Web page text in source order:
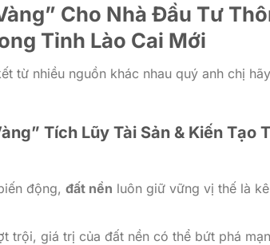
Cho Nhà Đầu Tư
Tỉnh Lào Cai Mới
từ nhiều nguồn khác nhau quý anh chị hãy
Tích Lũy Tài Sản & Kiến Tạo
động, đất nền luôn giữ vững vị thế là
trội, giá trị của đất nền có thể bứt phá